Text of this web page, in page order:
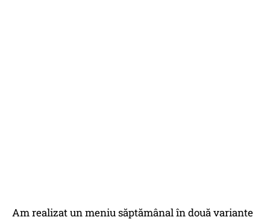
Am realizat un meniu săptămânal în două variante